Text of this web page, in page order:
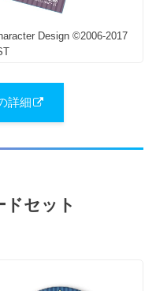
Design ©2006-2017
詳細
セット